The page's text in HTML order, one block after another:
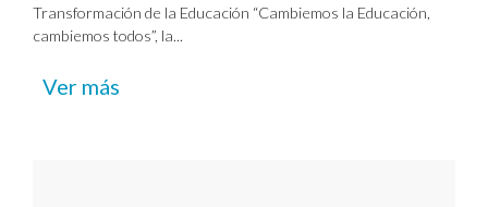
Transformación de la Educación “Cambiemos la Educación,
cambiemos todos”, la...
Ver más